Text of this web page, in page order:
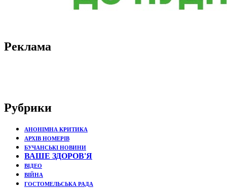
Реклама
Рубрики
АНОНІМНА КРИТИКА
АРХІВ НОМЕРІВ
БУЧАНСЬКІ НОВИНИ
ВАШЕ ЗДОРОВ'Я
ВІДЕО
ВІЙНА
ГОСТОМЕЛЬСЬКА РАДА